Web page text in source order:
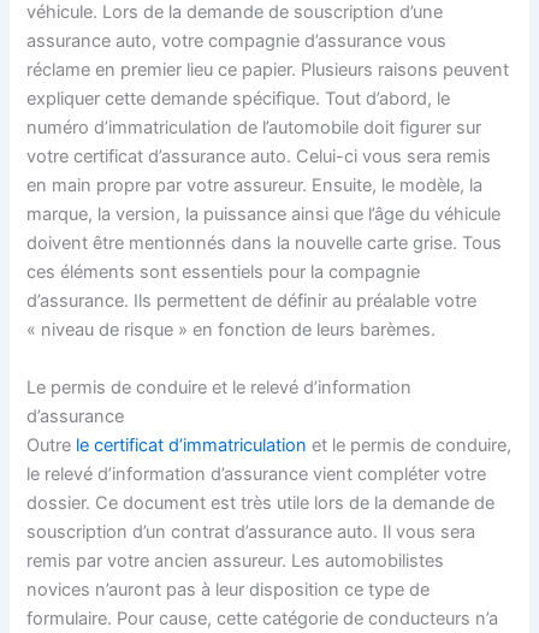
véhicule. Lors de la demande de souscription d’une
assurance auto, votre compagnie d’assurance vous
réclame en premier lieu ce papier. Plusieurs raisons peuvent
expliquer cette demande spécifique. Tout d’abord, le
numéro d’immatriculation de l’automobile doit figurer sur
votre certificat d’assurance auto. Celui-ci vous sera remis
en main propre par votre assureur. Ensuite, le modèle, la
marque, la version, la puissance ainsi que l’âge du véhicule
doivent être mentionnés dans la nouvelle carte grise. Tous
ces éléments sont essentiels pour la compagnie
d’assurance. Ils permettent de définir au préalable votre
« niveau de risque » en fonction de leurs barèmes.
Le permis de conduire et le relevé d’information
d’assurance
Outre le certificat d’immatriculation et le permis de conduire,
le relevé d’information d’assurance vient compléter votre
dossier. Ce document est très utile lors de la demande de
souscription d’un contrat d’assurance auto. Il vous sera
remis par votre ancien assureur. Les automobilistes
novices n’auront pas à leur disposition ce type de
formulaire. Pour cause, cette catégorie de conducteurs n’a